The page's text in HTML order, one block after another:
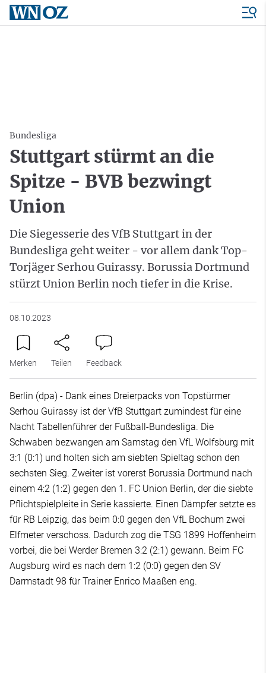
Bundesliga
Stuttgart stürmt an die
Spitze - BVB bezwingt
Union
Die Siegesserie des VfB Stuttgart in der
Bundesliga geht weiter - vor allem dank Top-
Torjäger Serhou Guirassy. Borussia Dortmund
stürzt Union Berlin noch tiefer in die Krise.
08.10.2023
Merken Teilen Feedback
Berlin (dpa) - Dank eines Dreierpacks von Topstürmer
Serhou Guirassy ist der VfB Stuttgart zumindest für eine
Nacht Tabellenführer der Fußball-Bundesliga. Die
Schwaben bezwangen am Samstag den VfL Wolfsburg mit
3:1 (0:1) und holten sich am siebten Spieltag schon den
sechsten Sieg. Zweiter ist vorerst Borussia Dortmund nach
einem 4:2 (1:2) gegen den 1. FC Union Berlin, der die siebte
Pflichtspielpleite in Serie kassierte. Einen Dämpfer setzte es
für RB Leipzig, das beim 0:0 gegen den VfL Bochum zwei
Elfmeter verschoss. Dadurch zog die TSG 1899 Hoffenheim
vorbei, die bei Werder Bremen 3:2 (2:1) gewann. Beim FC
Augsburg wird es nach dem 1:2 (0:0) gegen den SV
Darmstadt 98 für Trainer Enrico Maaßen eng.